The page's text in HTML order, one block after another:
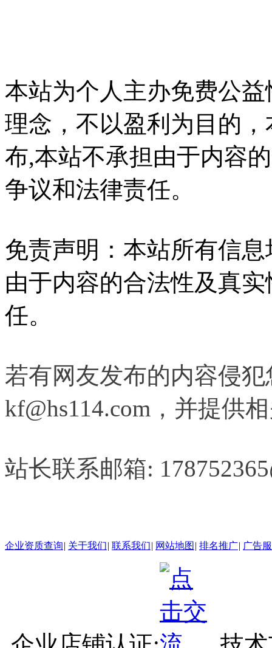
本站为个人主办免费公
理念，不以盈利为目的
布,本站不承担由于内容
争议和法律责任。
免责声明：本站所有信
由于内容的合法性及真
任。
若有网友发布的内容侵
kf@hs114.com，并提供
站长联系邮箱:
企业资质查询| 关于我们| 联系我们| 网站地图 | 排名推广| 广告